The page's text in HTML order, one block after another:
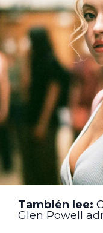
También lee:
Glen Powell